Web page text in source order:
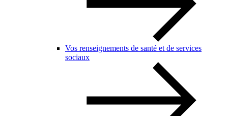
Vos renseignements de santé et de services
sociaux